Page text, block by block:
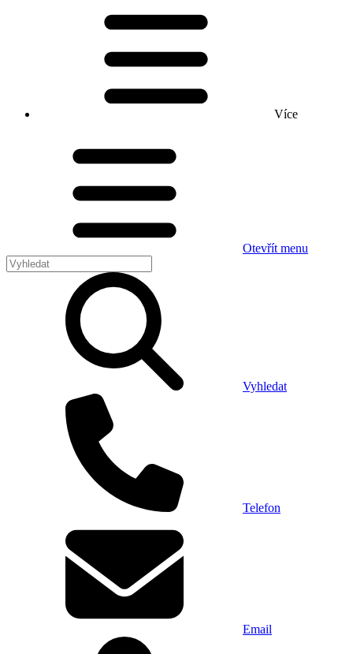
Více
Otevřít menu
Vyhledat
Telefon
Email